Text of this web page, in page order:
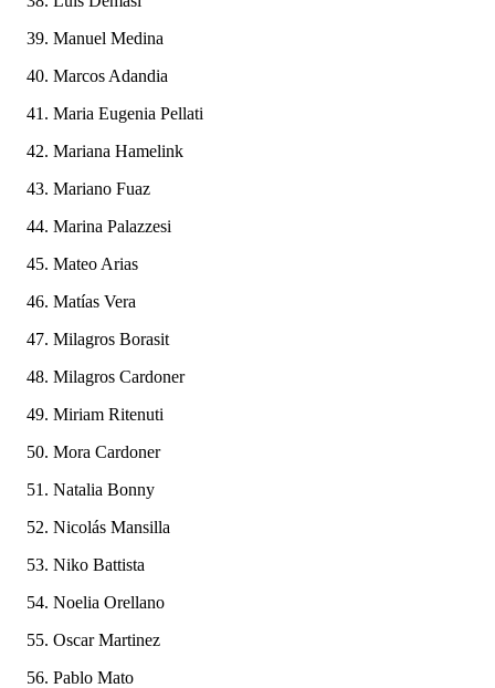
Manuel Medina
Marcos Adandia
Maria Eugenia Pellati
Mariana Hamelink
Mariano Fuaz
Marina Palazzesi
Mateo Arias
Matías Vera
Milagros Borasit
Milagros Cardoner
Miriam Ritenuti
Mora Cardoner
Natalia Bonny
Nicolás Mansilla
Niko Battista
Noelia Orellano
Oscar Martinez
Pablo Mato